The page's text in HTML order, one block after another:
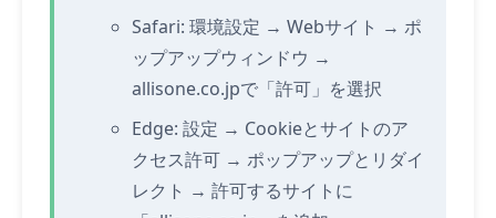
Safari: 環境設定 → Webサイト → ポ
ップアップウィンドウ →
allisone.co.jpで「許可」を選択
Edge: 設定 → Cookieとサイトのア
クセス許可 → ポップアップとリダイ
レクト → 許可するサイトに